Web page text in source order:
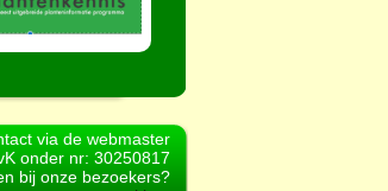
via de webmaster
onder nr: 30250817
bij onze bezoekers?